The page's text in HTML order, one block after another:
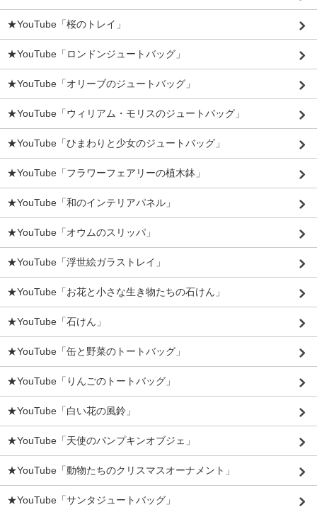
★YouTube「桜のトレイ」
★YouTube「ロンドンジュートバッグ」
★YouTube「オリーブのジュートバッグ」
★YouTube「ウィリアム・モリスのジュートバッグ」
★YouTube「ひまわりと少女のジュートバッグ」
★YouTube「フラワーフェアリーの植木鉢」
★YouTube「和のインテリアパネル」
★YouTube「オウムのスリッパ」
★YouTube「浮世絵ガラストレイ」
★YouTube「お花と小さな生き物たちの石けん」
★YouTube「石けん」
★YouTube「缶と野菜のトートバッグ」
★YouTube「りんごのトートバッグ」
★YouTube「白い花の風鈴」
★YouTube「天使のパンプキンオブジェ」
★YouTube「動物たちのクリスマスオーナメント」
★YouTube「サンタジュートバッグ」